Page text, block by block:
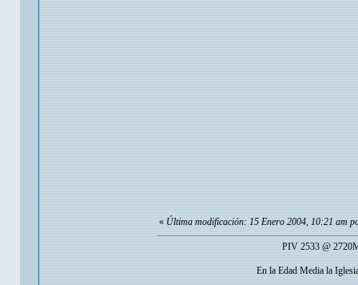
« Última modificación: 15 Enero 2004, 10:21 am
PIV 2533 @
En la Edad Media la